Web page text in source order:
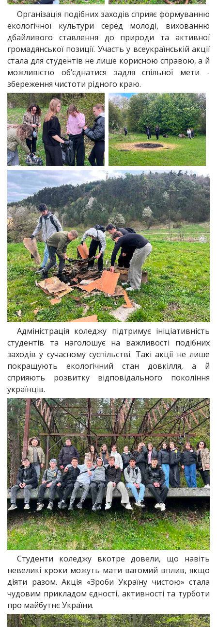
Організація подібних заходів сприяє формуванню
екологічної культури серед молоді, вихованню
дбайливого ставлення до природи та активної
громадянської позиції. Участь у всеукраїнській акції
стала для студентів не лише корисною справою, а й
можливістю об’єднатися задля спільної мети -
збереження чистоти рідного краю.
Адміністрація коледжу підтримує ініціативність
студентів та наголошує на важливості подібних
заходів у сучасному суспільстві. Такі акції не лише
покращують екологічний стан довкілля, а й
сприяють розвитку відповідального покоління
українців.
Студенти коледжу вкотре довели, що навіть
невеликі кроки можуть мати вагомий вплив, якщо
діяти разом. Акція «Зроби Україну чистою» стала
чудовим прикладом єдності, активності та турботи
про майбутнє України.